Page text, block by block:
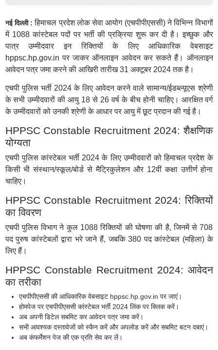
नई दिल्ली :हिमाचल प्रदेश लोक सेवा आयोग (एचपीपीएससी) ने विभिन्न विभागों
में 1088 कांस्टेबल पदों पर भर्ती की प्रक्रिया शुरू कर दी है। इच्छुक और
पात्र उम्मीदवार इन रिक्तियों के लिए आधिकारिक वेबसाइट
hppsc.hp.gov.in पर जाकर ऑनलाइन आवेदन कर सकते हैं। ऑनलाइन
आवेदन पत्र जमा करने की आखिरी तारीख 31 अक्टूबर 2024 तक है।
एचपी पुलिस भर्ती 2024 के लिए आवेदन करने वाले सामान्य/ईडब्ल्यूएस श्रेणी
के सभी उम्मीदवारों की आयु 18 से 26 वर्ष के बीच होनी चाहिए। आरक्षित वर्ग
के उम्मीदवारों को उनकी श्रेणी के आधार पर आयु में छूट प्रदान की गई है।
HPPSC Constable Recruitment 2024: शैक्षणिक
योग्यता
एचपी पुलिस कांस्टेबल भर्ती 2024 के लिए उम्मीदवारों को हिमाचल प्रदेश के
किसी भी संस्थान/स्कूल/बोर्ड से मैट्रिकुलेशन और 12वीं कक्षा उत्तीर्ण होना
चाहिए।
HPPSC Constable Recruitment 2024: रिक्तियों
का विवरण
एचपी पुलिस विभाग ने कुल 1088 रिक्तियों की घोषणा की है, जिनमें से 708
पद पुरुष कांस्टेबलों द्वारा भरे जाने हैं, जबकि 380 पद कांस्टेबल (महिला) के
लिए हैं।
HPPSC Constable Recruitment 2024: आवेदन
का तरीका
एचपीपीएससी की आधिकारिक वेबसाइट hppsc.hp.gov.in पर जाएं।
होमपेज पर एचपीपीएससी कांस्टेबल भर्ती 2024 लिंक पर क्लिक करें।
अब अपनी डिटेल सबमिट कर आवेदन पत्र जमा करें।
सभी आवश्यक दस्तावेजों को स्कैन करें और अपलोड करें और सबमिट बटन दबाएं।
अब कंफर्मेशन पेज की एक प्रति सेव कर लें।